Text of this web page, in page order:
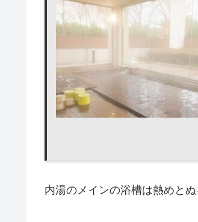
内湯のメインの浴槽は熱めとぬ